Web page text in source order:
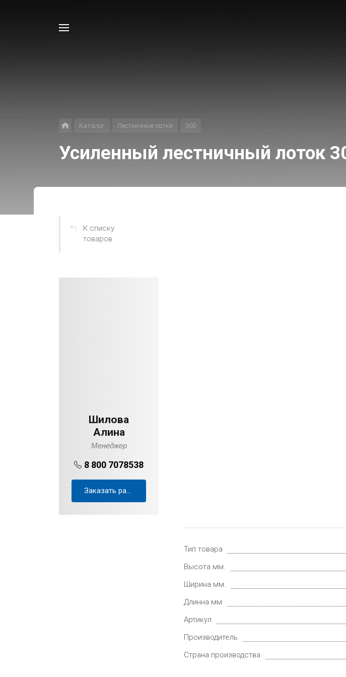
Каталог Лестничные лотки 300
Усиленный лестничный лоток
К списку
товаров
Шилова
Алина
Менеджер
8 800 7078538
Заказать расчёт проекта
Тип товара
Высота мм.
Ширина мм.
Длинна мм
Артикул
Производитель
Страна производства